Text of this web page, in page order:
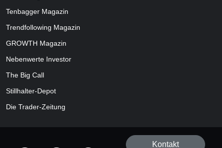
Tenbagger Magazin
Trendfollowing Magazin
GROWTH Magazin
Nebenwerte Investor
The Big Call
Stillhalter-Depot
Die Trader-Zeitung
Kontakt